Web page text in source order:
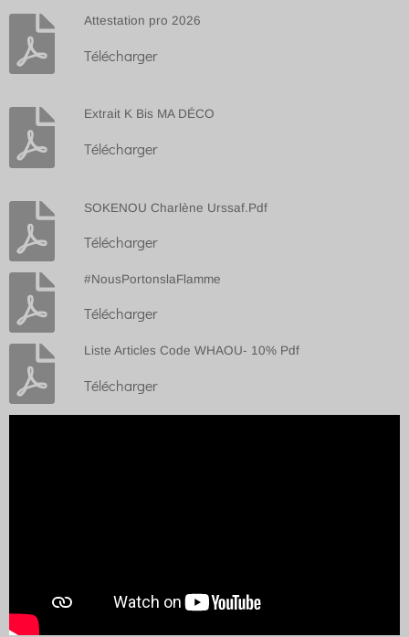
Attestation pro 2026
Télécharger
Extrait K Bis MA DÉCO
Télécharger
SOKENOU Charlène Urssaf.Pdf
Télécharger
#NousPortonslaFlamme
Télécharger
Liste Articles Code WHAOU- 10% Pdf
Télécharger